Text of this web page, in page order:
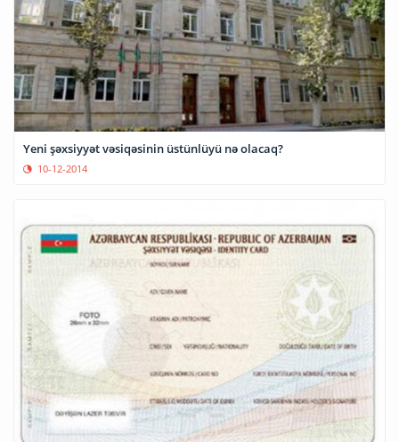
Yeni şəxsiyyət vəsiqəsinin üstünlüyü nə olacaq?
10-12-2014